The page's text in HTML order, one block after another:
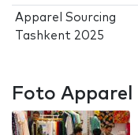
Apparel Sourcing
Tashkent 2025
Foto Apparel